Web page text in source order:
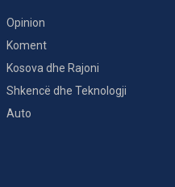
Opinion
Koment
Kosova dhe Rajoni
Shkencë dhe Teknologji
Auto